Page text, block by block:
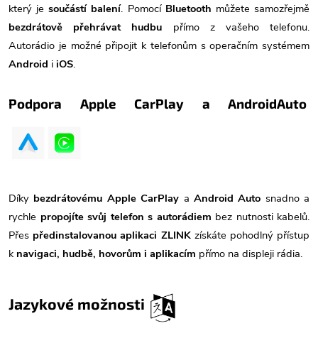
který jesoučástí balení. Pomocí Bluetooth můžete samozřejmě
bezdrátově přehrávat hudbu přímo z vašeho telefonu.
Autorádio je možné připojit k telefonům s operačním systémem
Android i iOS.
Podpora Apple CarPlay a AndroidAuto
Díky bezdrátovému Apple CarPlay a Android Auto snadno a
rychle propojíte svůj telefon s autorádiem bez nutnosti kabelů.
Přes předinstalovanou aplikaci ZLINKzískáte pohodlný přístup
k navigaci, hudbě, hovorům i aplikacím přímo na displeji rádia.
Jazykové možnosti